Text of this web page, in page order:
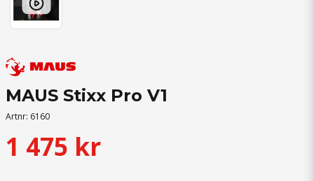
MAUS Stixx Pro V1
Artnr: 6160
1 475 kr